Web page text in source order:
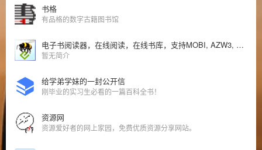
书格
有品格的数字古籍图书馆
电子书阅读器，在线阅读，在线书库，支持MOBI, AZW3, EPUB, TXT, PRC等
暂无简介
给学弟学妹的一封公开信
刚毕业的实习生必看的一篇百科全书！
资源网
资源爱好者的网上家园，免费优质资源分享网站。